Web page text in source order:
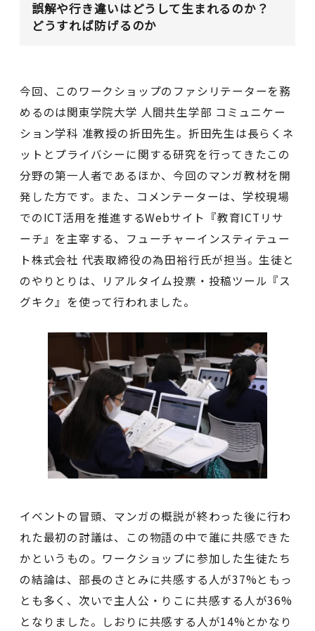
誤解や行き違いはどうして生まれるのか？
どうすれば防げるのか
今回、このワークショップのファシリテーターを務
めるのは関東学院大学 人間共生学部 コミュニケー
ション学科 准教授の折田先生。折田先生は長らくネ
ットとプライバシーに関する研究を行ってきたこの
分野の第一人者であるほか、今回のマンガ教材を開
発した方です。また、コメンテーターは、学校現場
でのICT活用を推進するWebサイト『教育ICTリサ
ーチ』を主宰する、フューチャーインスティテュー
ト株式会社 代表取締役の為田裕行氏が担当。生徒と
のやりとりは、リアルタイム投票・投稿ツール『ス
グキク』を使って行われました。
イベントの冒頭、マンガの概説が終わった後に行わ
れた最初の討議は、この物語の中で誰に共感できた
かというもの。ワークショップに参加した生徒たち
の結論は、部長のさとみに共感する人が37%ともっ
とも多く、次いで主人公・りこに共感する人が36%
となりました。しおりに共感する人が14%とかなり